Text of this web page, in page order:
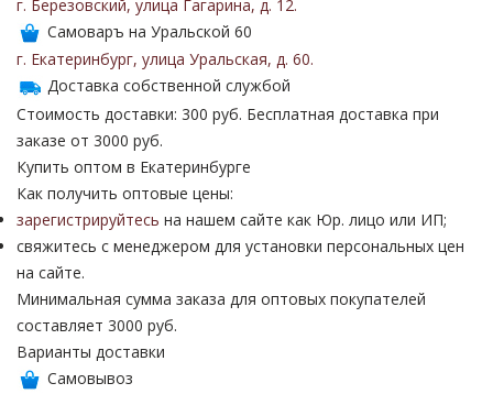
г. Березовский, улица Гагарина, д. 12.
Самоваръ на Уральской 60
г. Екатеринбург, улица Уральская, д. 60.
Доставка собственной службой
Стоимость доставки: 300 руб. Бесплатная доставка при
заказе от 3000 руб.
Купить оптом в Екатеринбурге
Как получить оптовые цены:
зарегистрируйтесь на нашем сайте как Юр. лицо или ИП;
свяжитесь с менеджером для установки персональных цен
на сайте.
Минимальная сумма заказа для оптовых покупателей
составляет 3000 руб.
Варианты доставки
Самовывоз